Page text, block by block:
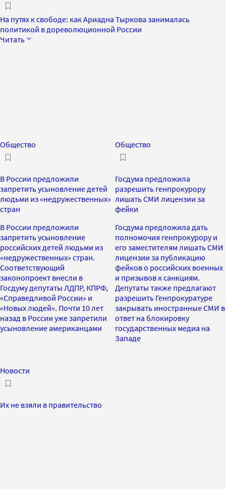
На путях к свободе: как Ариадна Тыркова занималась
политикой в дореволюционной России
Читать
Общество
В России предложили
запретить усыновление детей
людьми из «недружественных»
стран
В России предложили
запретить усыновление
российских детей людьми из
«недружественных» стран.
Соответствующий
законопроект внесли в
Госдуму депутаты ЛДПР, КПРФ,
«Справедливой России» и
«Новых людей». Почти 10 лет
назад в России уже запретили
усыновление американцами
Общество
Госдума предложила
разрешить генпрокурору
лишать СМИ лицензии за
фейки
Госдума предложила дать
полномочия генпрокурору и
его заместителям лишать СМИ
лицензии за публикацию
фейков о российских военных
и призывов к санкциям.
Депутаты также предлагают
разрешить Генпрокуратуре
закрывать иностранные СМИ в
ответ на блокировку
государственных медиа на
Западе
Новости
Их не взяли в правительство